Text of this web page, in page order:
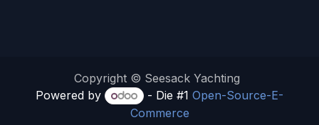
Copyright © Seesack Yachting
Powered by
- Die #1 Open-Source-E-
Commerce